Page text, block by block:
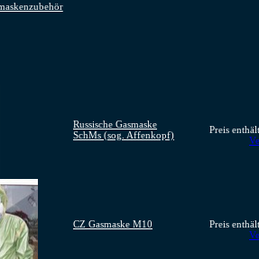
Russische Gasmaske
SchMs (sog. Affenkopf)
Preis
CZ Gasmaske M10
Preis